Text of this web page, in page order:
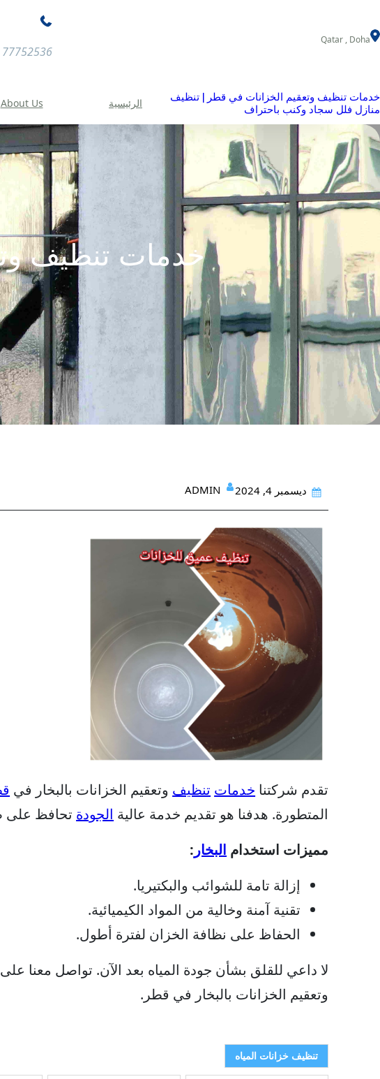
إلىQatar , Doha
77752536
خدمات تنظيف وتعقيم الخزانات في قطر | تنظيف
منازل فلل سجاد وكنب باحتراف
الرئيسية About Us
خدمات تنظيف
ديسمبر 4, 2024 ADMIN
تقدم شركتنا خدمات تنظيف وتعقيم الخزانات بالبخار في
المتطورة. هدفنا هو تقديم خدمة عالية الجودة تحافظ على
مميزات استخدام البخار :
إزالة تامة للشوائب والبكتيريا.
تقنية آمنة وخالية من المواد الكيميائية.
الحفاظ على نظافة الخزان لفترة أطول.
لا داعي للقلق بشأن جودة المياه بعد الآن. تواصل معنا على
وتعقيم الخزانات بالبخار في قطر.
تنظيف خزانات المياه